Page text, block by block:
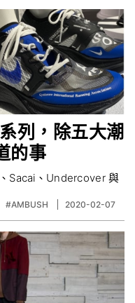
列，除五大潮
的事
Sacai、Undercover 與
#AMBUSH 2020-02-07